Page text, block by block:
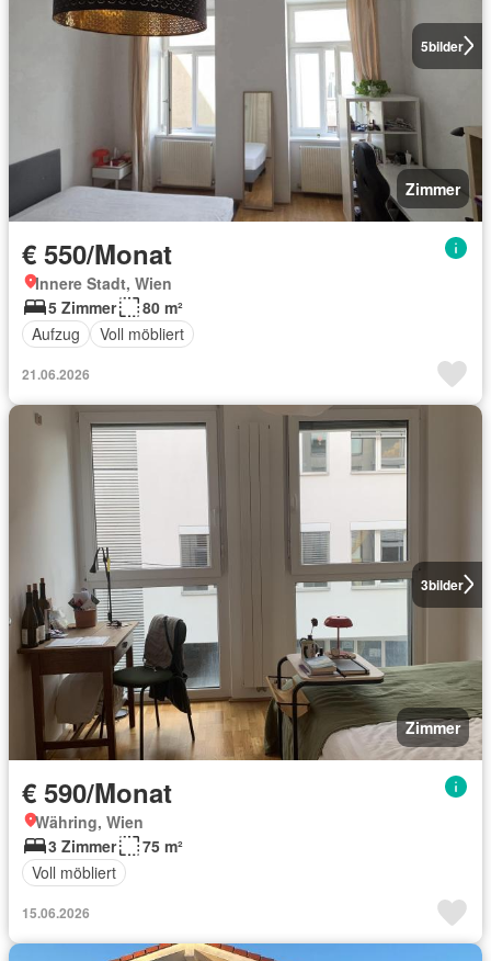
5bilder
Zimmer
€ 550/Monat
Innere Stadt, Wien
5 Zimmer
80 m²
Aufzug
Voll möbliert
21.06.2026
3bilder
Zimmer
€ 590/Monat
Währing, Wien
3 Zimmer
75 m²
Voll möbliert
15.06.2026